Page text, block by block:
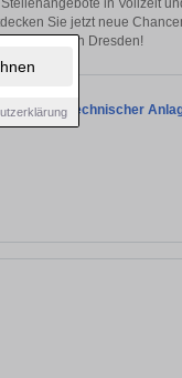
Sie jetzt neue
Stellen in Dresden!
elektrotechnischer